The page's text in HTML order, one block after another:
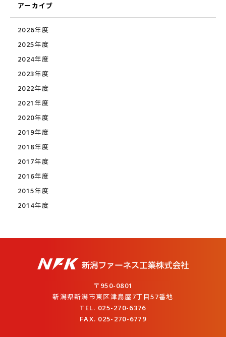
アーカイブ
2026年度
2025年度
2024年度
2023年度
2022年度
2021年度
2020年度
2019年度
2018年度
2017年度
2016年度
2015年度
2014年度
〒950-0801
新潟県新潟市東区津島屋7丁目57番地
TEL. 025-270-6376
FAX. 025-270-6779